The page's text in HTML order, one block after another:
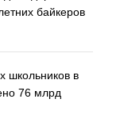
байкеров
школьников в
76 млрд